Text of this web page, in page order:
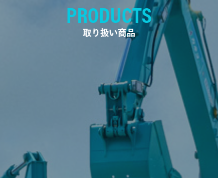
PRODUCTS
取り扱い商品